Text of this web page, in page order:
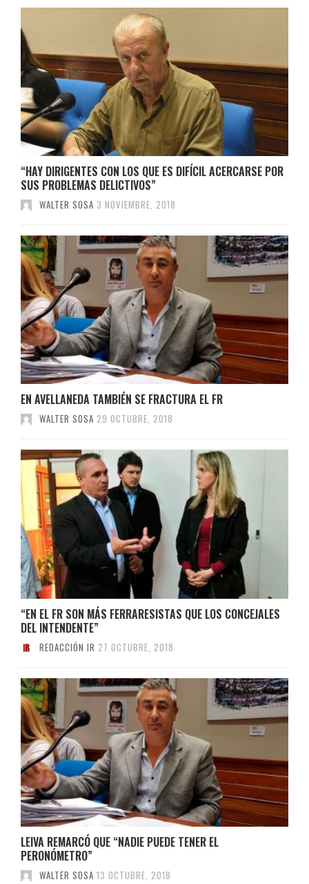
“HAY DIRIGENTES CON LOS QUE ES DIFÍCIL ACERCARSE POR
SUS PROBLEMAS DELICTIVOS”
WALTER SOSA 3 NOVIEMBRE, 2018
EN AVELLANEDA TAMBIÉN SE FRACTURA EL FR
WALTER SOSA 29 OCTUBRE, 2018
“EN EL FR SON MÁS FERRARESISTAS QUE LOS CONCEJALES
DEL INTENDENTE”
REDACCIÓN IR 27 OCTUBRE, 2018
LEIVA REMARCÓ QUE “NADIE PUEDE TENER EL
PERONÓMETRO”
WALTER SOSA 13 OCTUBRE, 2018